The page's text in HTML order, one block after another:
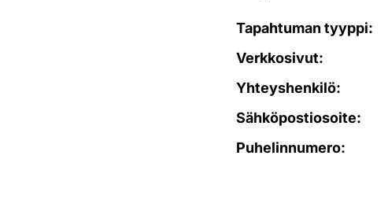
Tapahtuman tyyppi:
Verkkosivut:
Yhteyshenkilö:
Sähköpostiosoite:
Puhelinnumero: